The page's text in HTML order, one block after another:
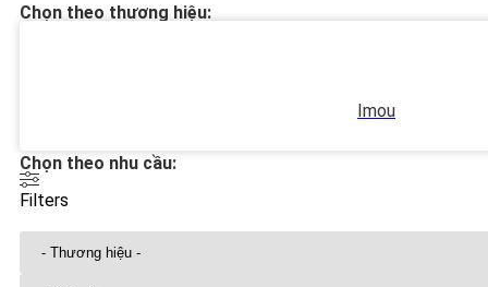
Chọn theo thương hiệu:
Imou
Chọn theo nhu cầu:
Filters